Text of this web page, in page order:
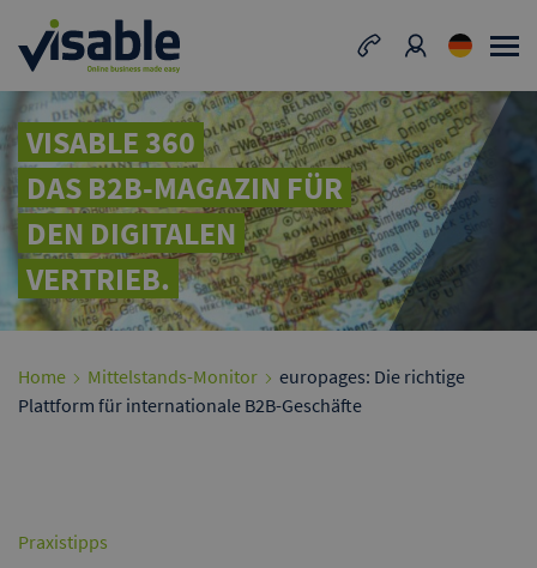
VISABLE 360
DAS B2B-MAGAZIN FÜR
DEN DIGITALEN
VERTRIEB.
Home Mittelstands-Monitor
europages: Die richtige
Plattform für internationale B2B-Geschäfte
Praxistipps